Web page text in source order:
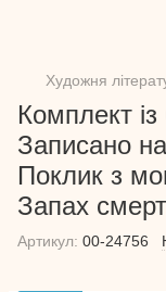
Художня
Комплект із
Записано
Поклик з
Запах
Артикул: 00-24756